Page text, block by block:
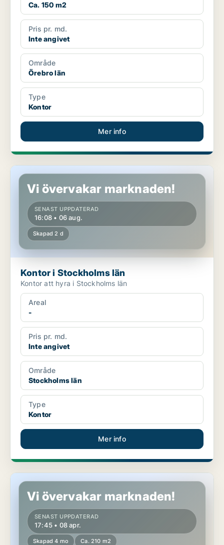
Ca. 150 m2
Pris pr. md.
Inte angivet
Område
Örebro län
Type
Kontor
Mer info
Kontor i Stockholms län
Vi övervakar marknaden!
SENAST UPPDATERAD
16:08 • 06 aug.
Skapad 2 d
Kontor i Stockholms län
Kontor att hyra i Stockholms län
Areal
-
Pris pr. md.
Inte angivet
Område
Stockholms län
Type
Kontor
Mer info
Kontor i Stockholms län
Vi övervakar marknaden!
SENAST UPPDATERAD
17:45 • 08 apr.
Skapad 4 mo Ca. 210 m2